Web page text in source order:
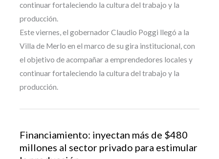
continuar fortaleciendo la cultura del trabajo y la
producción.
Este viernes, el gobernador Claudio Poggi llegó a la
Villa de Merlo en el marco de su gira institucional, con
el objetivo de acompañar a emprendedores locales y
continuar fortaleciendo la cultura del trabajo y la
producción.
Financiamiento: inyectan más de $480
millones al sector privado para estimular